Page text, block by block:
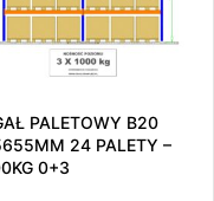
PALETOWY B20
24 PALETY –
0+3